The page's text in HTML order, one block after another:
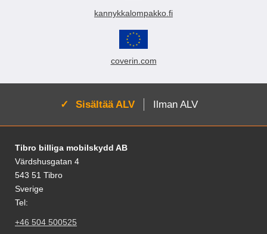
kannykkalompakko.fi
coverin.com
Aktivoi:
Sisältää ALV Ilman ALV
Alatunnisteen sisältö Sekalaista tietoa ja
Tibro billiga mobilskydd AB
Värdshusgatan 4
543 51 Tibro
Sverige
Tel:
+46 504 500525